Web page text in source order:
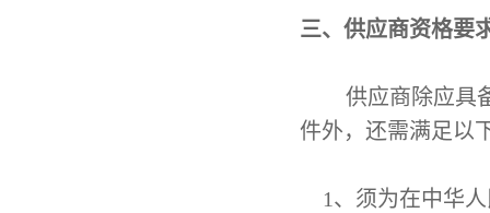
三、供应商资格要
供应商除应具
件外，还需满足以
1 、 须为在中华